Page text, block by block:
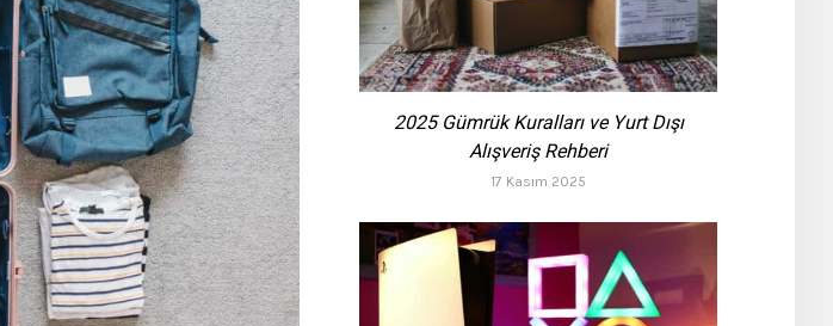
2025 Gümrük Kuralları ve Yurt Dışı
Alışveriş Rehberi
17 Kasım 2025